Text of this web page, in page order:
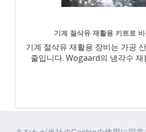
기계 절삭유 재활용 키트로
기계 절삭유 재활용 장비는 가공
줄입니다. Wogaard의 냉각수 재